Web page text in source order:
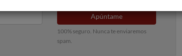
Apúntame
100% seguro. Nunca te enviaremos
spam.